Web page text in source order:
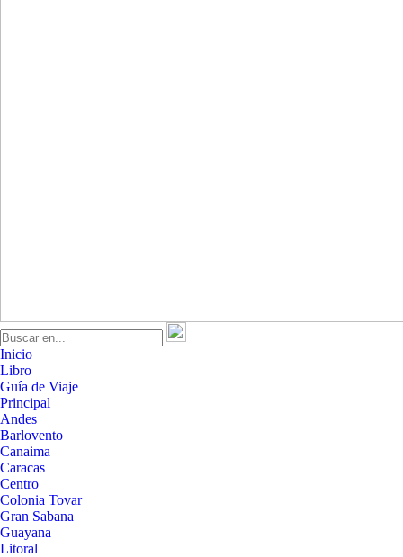
Inicio
Libro
Guía de Viaje
Principal
Andes
Barlovento
Canaima
Caracas
Centro
Colonia Tovar
Gran Sabana
Guayana
Litoral